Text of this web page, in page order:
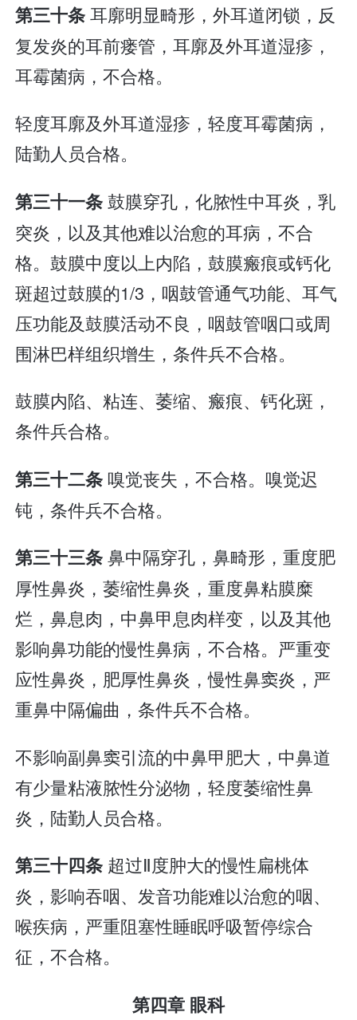
第三十条耳廓明显畸形，外耳道闭锁，反
复发炎的耳前瘘管，耳廓及外耳道湿疹，
耳霉菌病，不合格。
轻度耳廓及外耳道湿疹，轻度耳霉菌病，
陆勤人员合格。
第三十一条鼓膜穿孔，化脓性中耳炎，乳
突炎，以及其他难以治愈的耳病，不合
格。鼓膜中度以上内陷，鼓膜瘢痕或钙化
斑超过鼓膜的1/3，咽鼓管通气功能、耳气
压功能及鼓膜活动不良，咽鼓管咽口或周
围淋巴样组织增生，条件兵不合格。
鼓膜内陷、粘连、萎缩、瘢痕、钙化斑，
条件兵合格。
第三十二条 嗅觉丧失，不合格。嗅觉迟
钝，条件兵不合格。
第三十三条鼻中隔穿孔，鼻畸形，重度肥
厚性鼻炎，萎缩性鼻炎，重度鼻粘膜糜
烂，鼻息肉，中鼻甲息肉样变，以及其他
影响鼻功能的慢性鼻病，不合格。严重变
应性鼻炎，肥厚性鼻炎，慢性鼻窦炎，严
重鼻中隔偏曲，条件兵不合格。
不影响副鼻窦引流的中鼻甲肥大，中鼻道
有少量粘液脓性分泌物，轻度萎缩性鼻
炎，陆勤人员合格。
第三十四条 超过Ⅱ度肿大的慢性扁桃体
炎，影响吞咽、发音功能难以治愈的咽、
喉疾病，严重阻塞性睡眠呼吸暂停综合
征，不合格。
第四章 眼科